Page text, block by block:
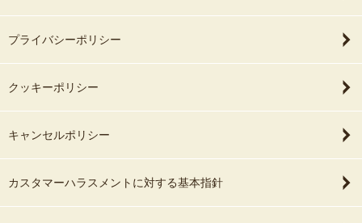
プライバシーポリシー
クッキーポリシー
キャンセルポリシー
カスタマーハラスメントに対する基本指針